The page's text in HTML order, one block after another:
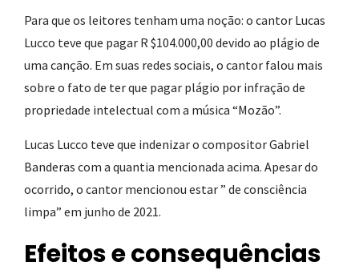
Para que os leitores tenham uma noção: o cantor Lucas
Lucco teve que pagar R $104.000,00 devido ao plágio de
uma canção. Em suas redes sociais, o cantor falou mais
sobre o fato de ter que pagar plágio por infração de
propriedade intelectual com a música “Mozão”.
Lucas Lucco teve que indenizar o compositor Gabriel
Banderas com a quantia mencionada acima. Apesar do
ocorrido, o cantor mencionou estar ” de consciência
limpa” em junho de 2021.
Efeitos e consequências